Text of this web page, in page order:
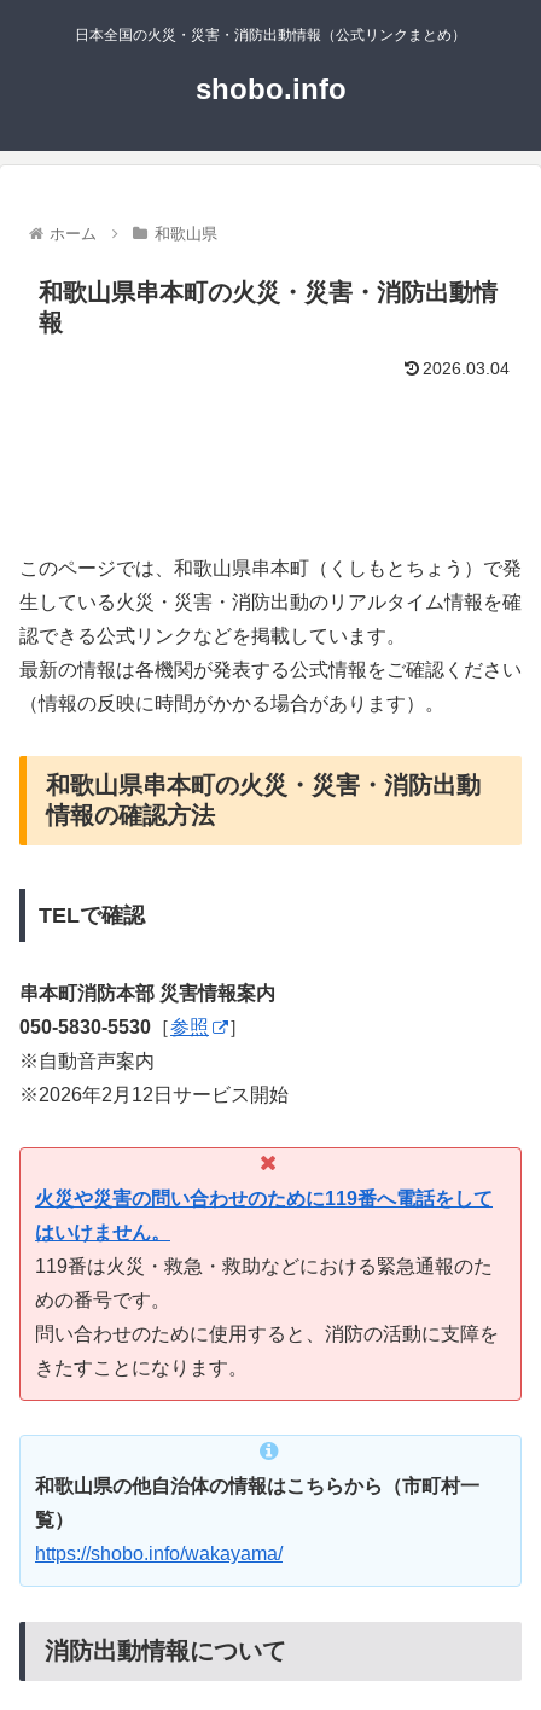
日本全国の火災・災害・消防出動情報（公式リンクまとめ）
shobo.info
ホーム 和歌山県
和歌山県串本町の火災・災害・消防出動情
報
2026.03.04
このページでは、和歌山県串本町（くしもとちょう）で発
生している火災・災害・消防出動のリアルタイム情報を確
認できる公式リンクなどを掲載しています。
最新の情報は各機関が発表する公式情報をご確認ください
（情報の反映に時間がかかる場合があります）。
和歌山県串本町の火災・災害・消防出動
情報の確認方法
TELで確認
串本町消防本部 災害情報案内
050-5830-5530 ［参照
］
※自動音声案内
※2026年2月12日サービス開始
火災や災害の問い合わせのために119番へ電話をして
はいけません。
119番は火災・救急・救助などにおける緊急通報のた
めの番号です。
問い合わせのために使用すると、消防の活動に支障を
きたすことになります。
和歌山県の他自治体の情報はこちらから（市町村一
覧）
https://shobo.info/wakayama/
消防出動情報について